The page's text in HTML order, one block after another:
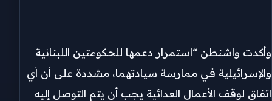
وأكدت واشنطن “استمرار دعمها للحكومتين اللبنانية
والإسرائيلية في ممارسة سيادتهما، مشددة على أن أي
اتفاق لوقف الأعمال العدائية يجب أن يتم التوصل إليه